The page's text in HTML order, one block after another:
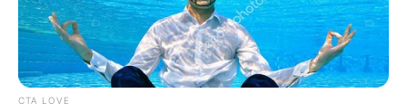
CTA LOVE